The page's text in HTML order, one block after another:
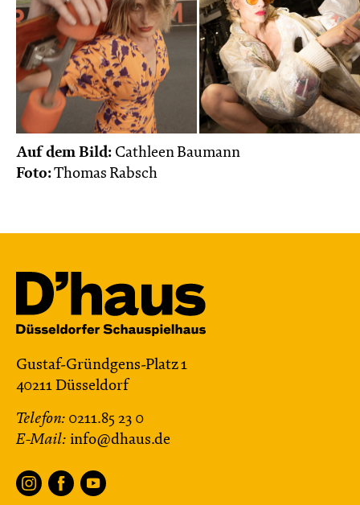
Auf dem Bild: Cathleen Baumann
Foto:Thomas Rabsch
Gustaf-Gründgens-Platz 1
40211 Düsseldorf
Telefon: 0211.85 23 0
E-Mail: info@dhaus.de